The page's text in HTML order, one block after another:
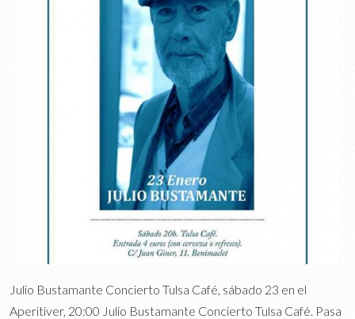
Julio Bustamante Concierto Tulsa Café, sábado 23 en el
Aperitiver, 20:00 Julio Bustamante Concierto Tulsa Café. Pasa